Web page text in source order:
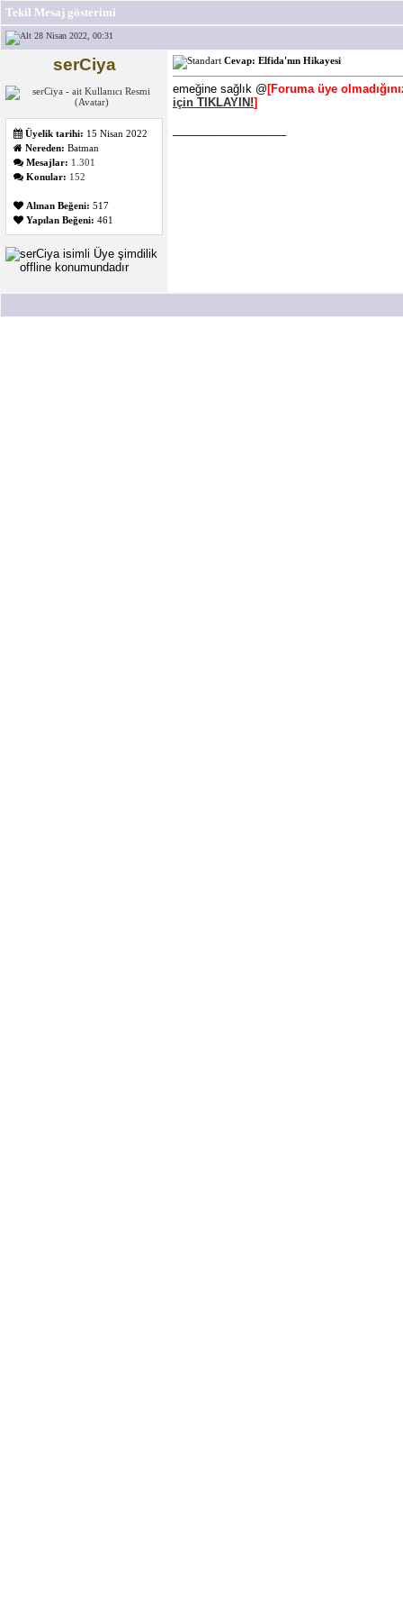
Tekil Mesaj gösterimi
28 Nisan 2022, 00:31
serCiya
Üyelik tarihi: 15 Nisan 2022
Nereden: Batman
Mesajlar: 1.301
Konular: 152
Alınan Beğeni: 517
Yapılan Beğeni: 461
Cevap: Elfida'nın Hikayesi
emeğine sağlık @ [Foruma üye
için TIKLAYIN!]